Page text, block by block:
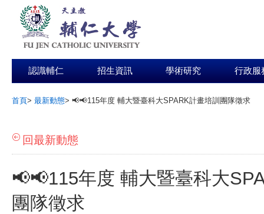
認識輔仁 招生資訊 學術研究 行政服
首頁> 最新動態> 📢📢115年度 輔大暨臺科大SPARK計畫培訓團隊徵求
回最新動態
📢📢115年度 輔大暨臺科大
團隊徵求